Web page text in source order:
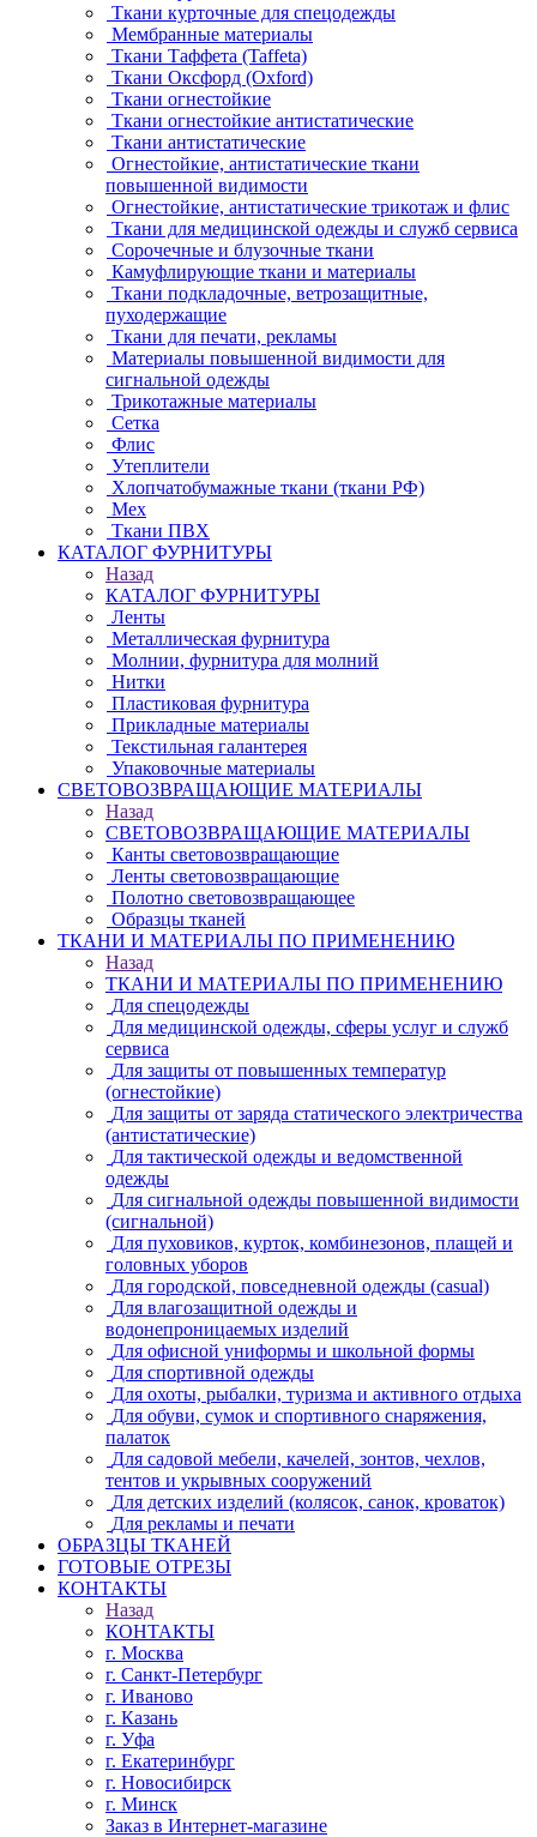
Ткани курточные для спецодежды
Мембранные материалы
Ткани Таффета (Taffeta)
Ткани Оксфорд (Oxford)
Ткани огнестойкие
Ткани огнестойкие антистатические
Ткани антистатические
Огнестойкие, антистатические ткани
повышенной видимости
Огнестойкие, антистатические трикотаж и флис
Ткани для медицинской одежды и служб сервиса
Сорочечные и блузочные ткани
Камуфлирующие ткани и материалы
Ткани подкладочные, ветрозащитные,
пуходержащие
Ткани для печати, рекламы
Материалы повышенной видимости для
сигнальной одежды
Трикотажные материалы
Сетка
Флис
Утеплители
Хлопчатобумажные ткани (ткани РФ)
Мех
Ткани ПВХ
КАТАЛОГ ФУРНИТУРЫ
Назад
КАТАЛОГ ФУРНИТУРЫ
Ленты
Металлическая фурнитура
Молнии, фурнитура для молний
Нитки
Пластиковая фурнитура
Прикладные материалы
Текстильная галантерея
Упаковочные материалы
СВЕТОВОЗВРАЩАЮЩИЕ МАТЕРИАЛЫ
Назад
СВЕТОВОЗВРАЩАЮЩИЕ МАТЕРИАЛЫ
Канты световозвращающие
Ленты световозвращающие
Полотно световозвращающее
Образцы тканей
ТКАНИ И МАТЕРИАЛЫ ПО ПРИМЕНЕНИЮ
Назад
ТКАНИ И МАТЕРИАЛЫ ПО ПРИМЕНЕНИЮ
Для спецодежды
Для медицинской одежды, сферы услуг и служб
сервиса
Для защиты от повышенных температур
(огнестойкие)
Для защиты от заряда статического электричества
(антистатические)
Для тактической одежды и ведомственной
одежды
Для сигнальной одежды повышенной видимости
(сигнальной)
Для пуховиков, курток, комбинезонов, плащей и
головных уборов
Для городской, повседневной одежды (casual)
Для влагозащитной одежды и
водонепроницаемых изделий
Для офисной униформы и школьной формы
Для спортивной одежды
Для охоты, рыбалки, туризма и активного отдыха
Для обуви, сумок и спортивного снаряжения,
палаток
Для садовой мебели, качелей, зонтов, чехлов,
тентов и укрывных сооружений
Для детских изделий (колясок, санок, кроваток)
Для рекламы и печати
ОБРАЗЦЫ ТКАНЕЙ
ГОТОВЫЕ ОТРЕЗЫ
КОНТАКТЫ
Назад
КОНТАКТЫ
г. Москва
г. Санкт-Петербург
г. Иваново
г. Казань
г. Уфа
г. Екатеринбург
г. Новосибирск
г. Минск
Заказ в Интернет-магазине